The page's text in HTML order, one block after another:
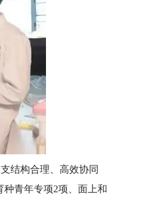
结构合理、高效协同
青年专项2项、面上和